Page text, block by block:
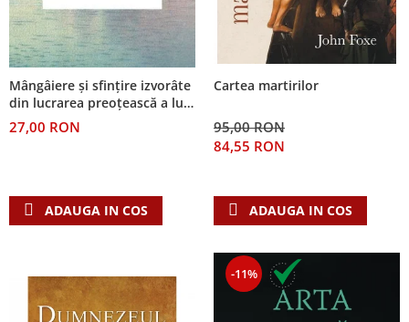
Mângâiere și sfințire izvorâte
din lucrarea preoțească a lui
Hristos
27,00 RON
ADAUGA IN COS
Cartea martirilor
95,00 RON
84,55 RON
ADAUGA IN COS
-11%